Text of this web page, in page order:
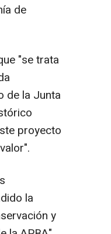
de
"se trata
de la Junta
proyecto
la
y